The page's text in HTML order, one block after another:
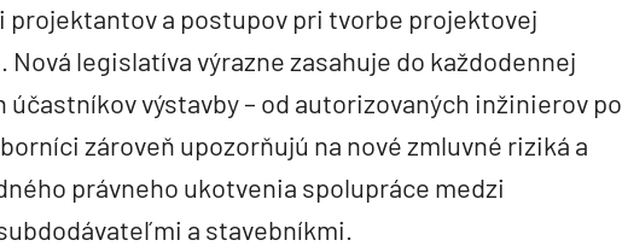
projektantov a postupov pri tvorbe projektovej
legislatíva výrazne zasahuje do každodennej
účastníkov výstavby – od autorizovaných inžinierov po
zároveň upozorňujú na nové zmluvné riziká a
právneho ukotvenia spolupráce medzi
a stavebníkmi.